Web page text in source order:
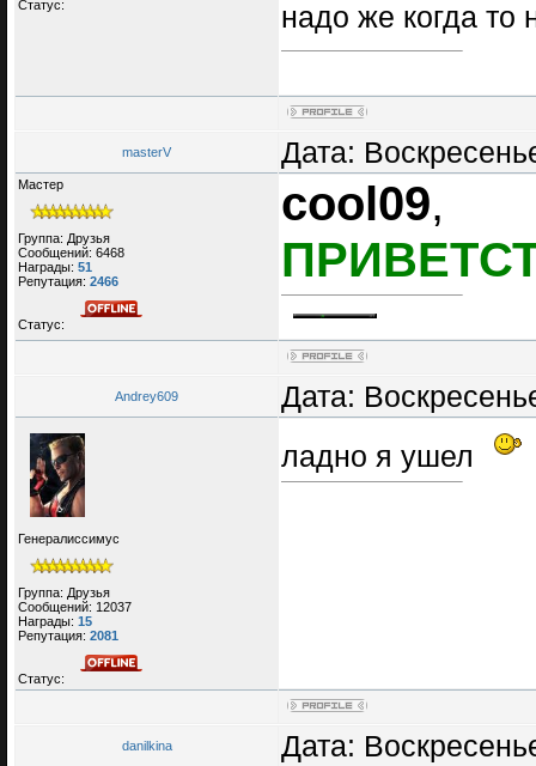
Статус: надо же когда то
masterV Дата:
Мастер
Группа: Друзья
Сообщений: 6468
Награды: 51
Репутация: 2466
Статус:
cool09,
Andrey609 Дата:
Генералиссимус
Группа: Друзья
Сообщений: 12037
Награды: 15
Репутация: 2081
Статус:
ладно я ушел
danilkina Дата: